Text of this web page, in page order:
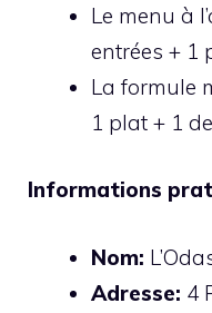
Le menu à
entrées + 1
La formule
1 plat + 1
Informations
Nom:
Adresse: 4